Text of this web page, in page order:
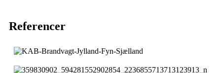
Referencer